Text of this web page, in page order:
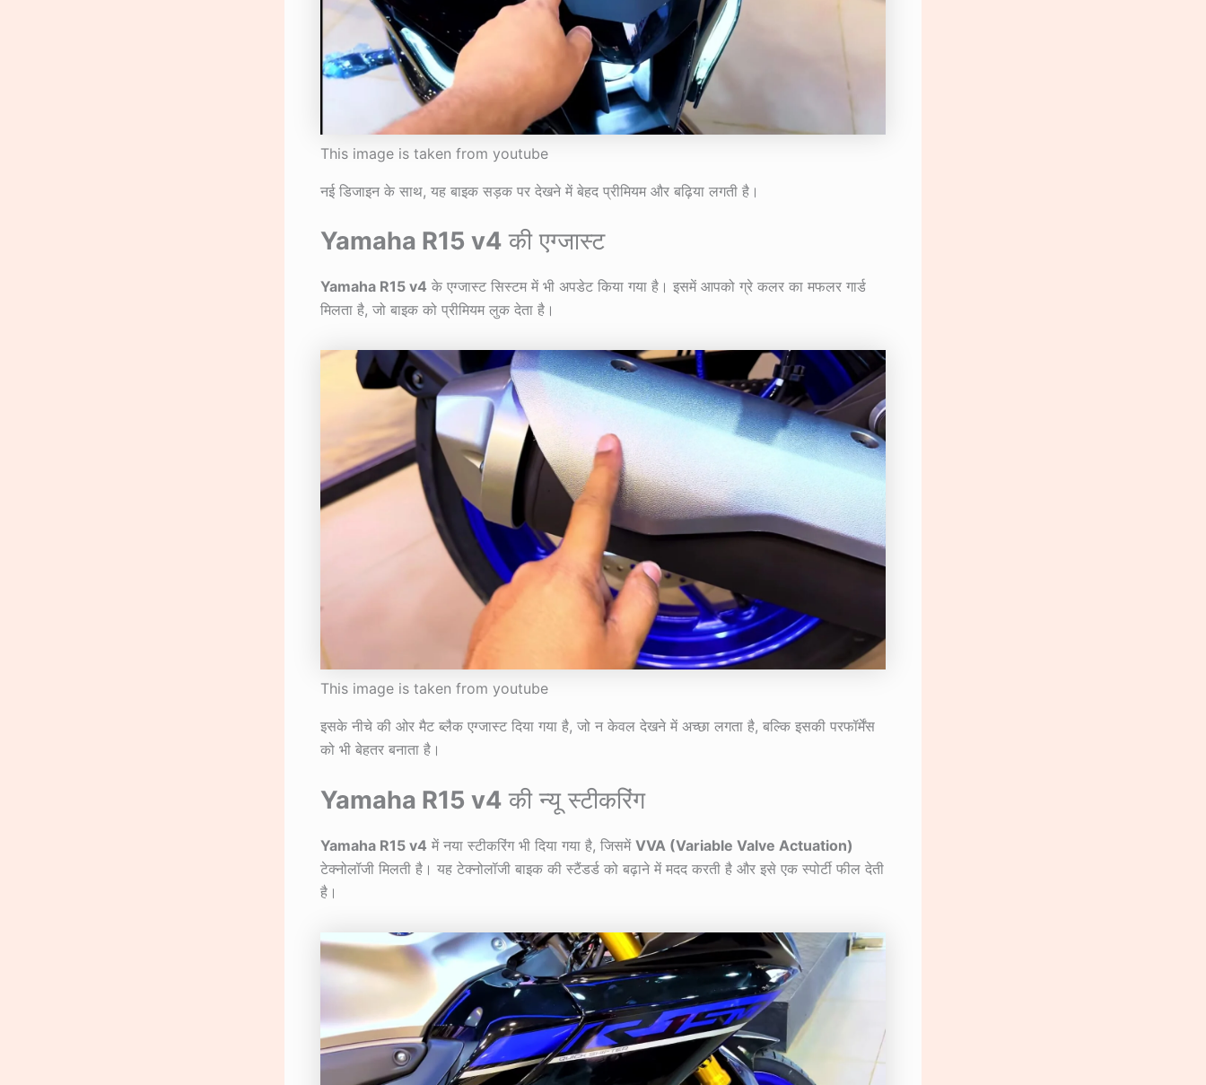
This image is taken from youtube
नई डिजाइन के साथ, यह बाइक सड़क पर देखने में बेहद प्रीमियम और बढ़िया लगती है।
Yamaha R15 v4 की एग्जास्ट
Yamaha R15 v4 के एग्जास्ट सिस्टम में भी अपडेट किया गया है। इसमें आपको ग्रे कलर का मफलर गार्ड
मिलता है, जो बाइक को प्रीमियम लुक देता है।
This image is taken from youtube
इसके नीचे की ओर मैट ब्लैक एग्जास्ट दिया गया है, जो न केवल देखने में अच्छा लगता है, बल्कि इसकी परफॉर्मेंस
को भी बेहतर बनाता है।
Yamaha R15 v4 की न्यू स्टीकरिंग
Yamaha R15 v4 में नया स्टीकरिंग भी दिया गया है, जिसमें VVA (Variable Valve Actuation)
टेक्नोलॉजी मिलती है। यह टेक्नोलॉजी बाइक की स्टैंडर्ड को बढ़ाने में मदद करती है और इसे एक स्पोर्टी फील देती
है।